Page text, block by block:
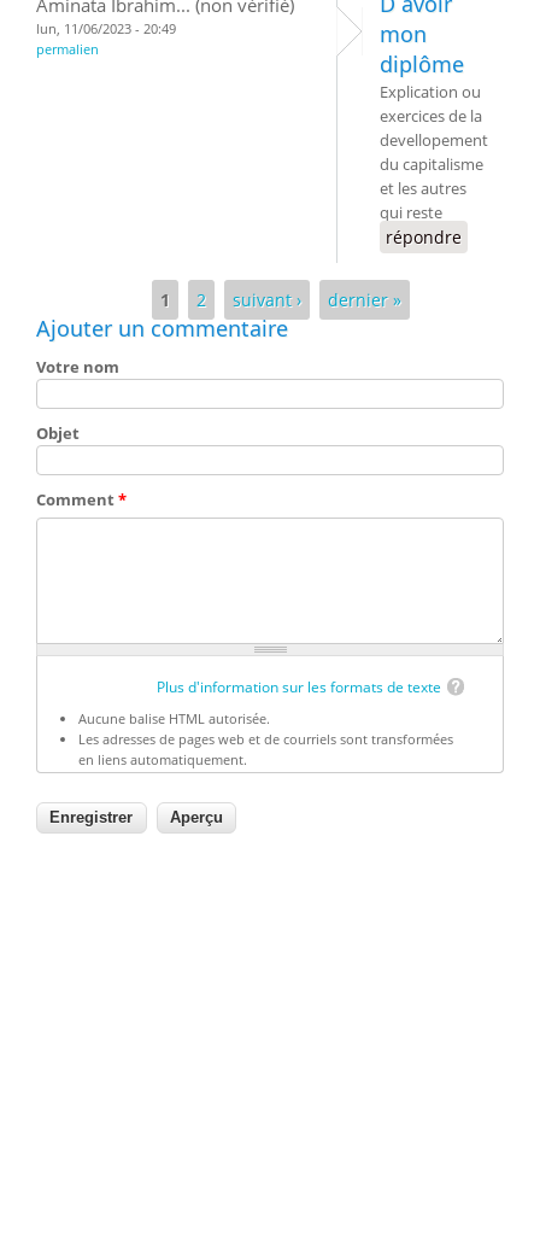
lun, 11/06/2023 - 20:49
permalien
mon
diplôme
Explication ou
exercices de la
devellopement
du capitalisme
et les autres
qui reste
répondre
1 2 suivant › dernier »
Ajouter un commentaire
Votre nom
Objet
Comment*
Plus d'information sur les formats de texte
Aucune balise HTML autorisée.
Les adresses de pages web et de courriels sont transformées
en liens automatiquement.